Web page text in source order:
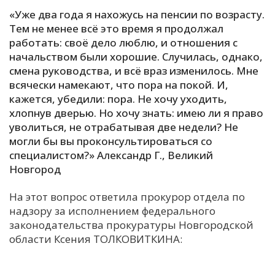
М
Н
У
Х
Ч
Я
«Уже два года я нахожусь на пенсии по возрасту.
Тем не менее всё это время я продолжал
работать: своё дело люблю, и отношения с
начальством были хорошие. Случилась, однако,
смена руководства, и всё враз изменилось. Мне
всячески намекают, что пора на покой. И,
кажется, убедили: пора. Не хочу уходить,
хлопнув дверью. Но хочу знать: имею ли я право
уволиться, не отрабатывая две недели? Не
могли бы вы проконсультироваться со
специалистом?» Александр Г., Великий
Новгород
На этот вопрос ответила прокурор отдела по
надзору за исполнением федерального
законодательства прокуратуры Новгородской
области Ксения ТОЛКОВИТКИНА: